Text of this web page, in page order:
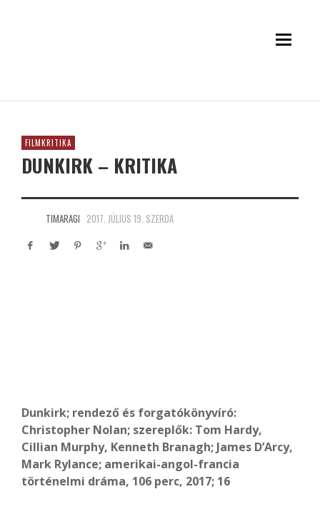
FILMKRITIKA
DUNKIRK – KRITIKA
TIMARAGI 2017. JÚLIUS 19. SZERDA
Dunkirk; rendező és forgatókönyvíró:
Christopher Nolan; szereplők: Tom Hardy,
Cillian Murphy, Kenneth Branagh; James D’Arcy,
Mark Rylance; amerikai-angol-francia
történelmi dráma, 106 perc, 2017; 16